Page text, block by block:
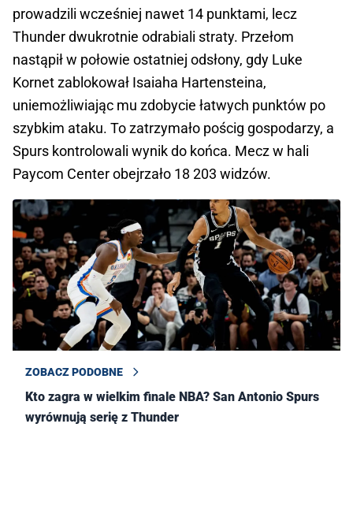
prowadzili wcześniej nawet 14 punktami, lecz
Thunder dwukrotnie odrabiali straty. Przełom
nastąpił w połowie ostatniej odsłony, gdy Luke
Kornet zablokował Isaiaha Hartensteina,
uniemożliwiając mu zdobycie łatwych punktów po
szybkim ataku. To zatrzymało pościg gospodarzy, a
Spurs kontrolowali wynik do końca. Mecz w hali
Paycom Center obejrzało 18 203 widzów.
ZOBACZ PODOBNE
Kto zagra w wielkim finale NBA? San Antonio Spurs
wyrównują serię z Thunder